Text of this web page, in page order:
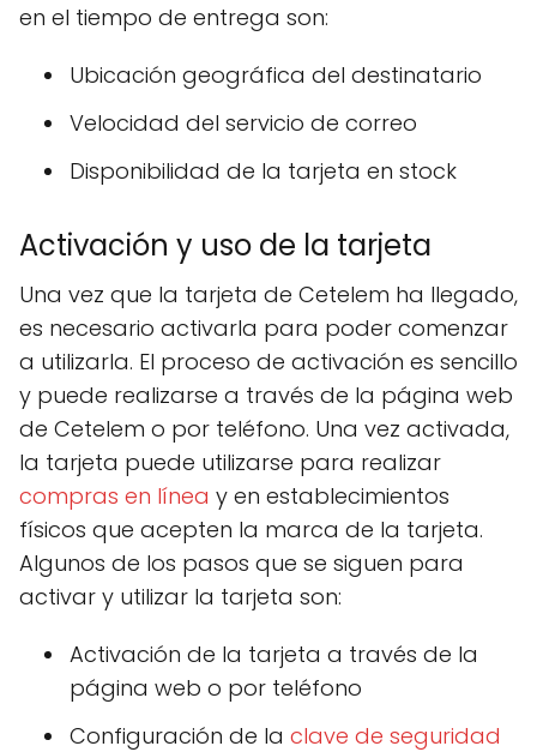
en el tiempo de entrega son:
Ubicación geográfica del destinatario
Velocidad del servicio de correo
Disponibilidad de la tarjeta en stock
Activación y uso de la tarjeta
Una vez que la tarjeta de Cetelem ha llegado,
es necesario activarla para poder comenzar
a utilizarla. El proceso de activación es sencillo
y puede realizarse a través de la página web
de Cetelem o por teléfono. Una vez activada,
la tarjeta puede utilizarse para realizar
compras en línea y en establecimientos
físicos que acepten la marca de la tarjeta.
Algunos de los pasos que se siguen para
activar y utilizar la tarjeta son:
Activación de la tarjeta a través de la
página web o por teléfono
Configuración de la clave de seguridad